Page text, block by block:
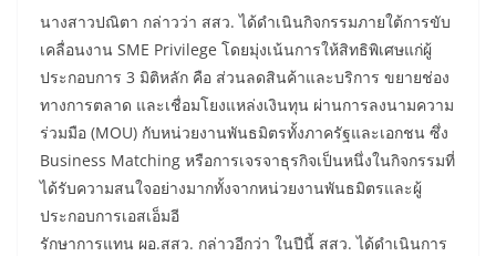
นางสาวปณิตา กล่าวว่า สสว. ได้ดำเนินกิจกรรมภายใต้การขับ
เคลื่อนงาน SME Privilege โดยมุ่งเน้นการให้สิทธิพิเศษแก่ผู้
ประกอบการ 3 มิติหลัก คือ ส่วนลดสินค้าและบริการ ขยายช่อง
ทางการตลาด และเชื่อมโยงแหล่งเงินทุน ผ่านการลงนามความ
ร่วมมือ (MOU) กับหน่วยงานพันธมิตรทั้งภาครัฐและเอกชน ซึ่ง
Business Matching หรือการเจรจาธุรกิจเป็นหนึ่งในกิจกรรมที่
ได้รับความสนใจอย่างมากทั้งจากหน่วยงานพันธมิตรและผู้
ประกอบการเอสเอ็มอี
รักษาการแทน ผอ.สสว. กล่าวอีกว่า ในปีนี้ สสว. ได้ดำเนินการ